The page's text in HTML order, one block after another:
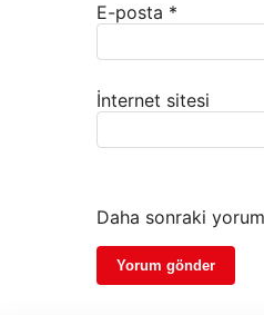
E-posta *
İnternet sitesi
Daha sonraki